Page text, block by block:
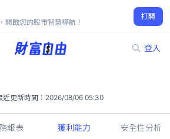
開啟您的股市智慧導航！
打開
登入
44.40
-4.31%
近更新時間： 2026/08/06 05:30
報表 獲利能力 安全性分析